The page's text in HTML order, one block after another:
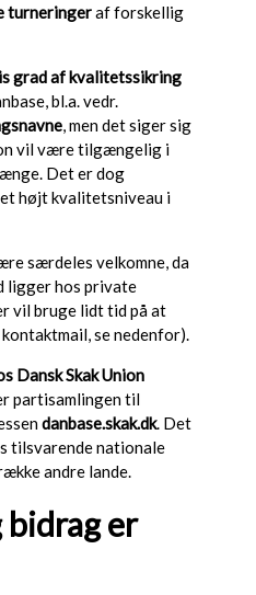
turneringeraf forskellig
grad af kvalitetssikring
bl.a. vedr.
, men det siger sig
vil være tilgængelig i
Det er dog
højt kvalitetsniveau i
særdeles velkomne, da
ligger hos private
vil bruge lidt tid på at
se nedenfor).
Dansk Skak Union
partisamlingen til
danbase.skak.dk. Det
tilsvarende nationale
andre lande.
bidrag er